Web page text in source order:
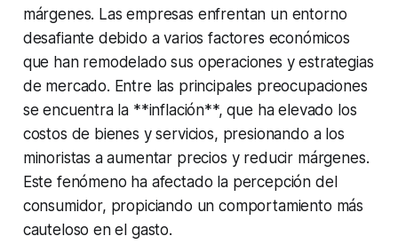
márgenes. Las empresas enfrentan un entorno
desafiante debido a varios factores económicos
que han remodelado sus operaciones y estrategias
de mercado. Entre las principales preocupaciones
se encuentra la **inflación**, que ha elevado los
costos de bienes y servicios, presionando a los
minoristas a aumentar precios y reducir márgenes.
Este fenómeno ha afectado la percepción del
consumidor, propiciando un comportamiento más
cauteloso en el gasto.